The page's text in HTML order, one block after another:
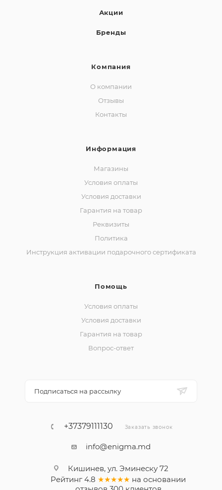
Акции
Бренды
Компания
О компании
Отзывы
Контакты
Информация
Магазины
Условия оплаты
Условия доставки
Гарантия на товар
Реквизиты
Политика
Инструкция активации подарочного сертификата
Помощь
Условия оплаты
Условия доставки
Гарантия на товар
Вопрос-ответ
Подписаться на рассылку
+37379111130 Заказать звонок
info@enigma.md
Кишинев, ул. Эминеску 72
Рейтинг 4.8 ★★★★★ на основании